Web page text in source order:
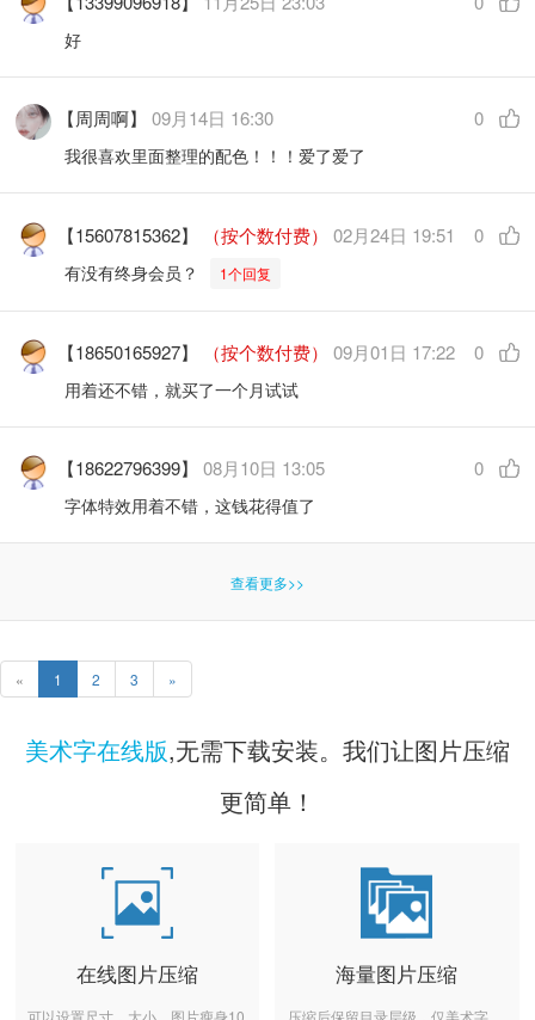
好
【周周啊】09月14日 16:30 0
我很喜欢里面整理的配色！！！爱了爱了
【15607815362】 （按个数付费） 02月24日 19:51 0
有没有终身会员？ 1个回复
【18650165927】 （按个数付费） 09月01日 17:22 0
用着还不错，就买了一个月试试
【18622796399】08月10日 13:05 0
字体特效用着不错，这钱花得值了
查看更多>>
« 1 2 3 »
美术字在线版,无需下载安装。我们让图片压缩
更简单！
在线图片压缩
可以设置尺寸，大小。图片瘦身10
海量图片压缩
压缩后保留目录层级，仅美术字